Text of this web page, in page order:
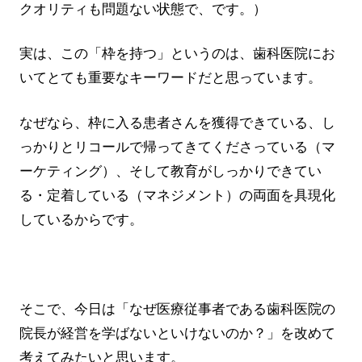
クオリティも問題ない状態で、です。）
実は、この「枠を持つ」というのは、歯科医院にお
いてとても重要なキーワードだと思っています。
なぜなら、枠に入る患者さんを獲得できている、し
っかりとリコールで帰ってきてくださっている（マ
ーケティング）、そして教育がしっかりできてい
る・定着している（マネジメント）の両面を具現化
しているからです。
そこで、今日は「なぜ医療従事者である歯科医院の
院長が経営を学ばないといけないのか？」を改めて
考えてみたいと思います。